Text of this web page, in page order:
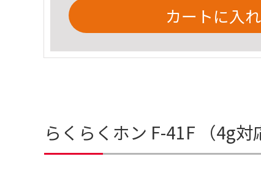
カートに入
らくらくホン F-41F （4g